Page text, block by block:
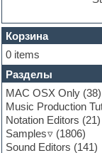
FL Studio
Flute
Folk samples
Fruityloops
Funk
Garritan
General MIDI kits
Guitar emulation
Guitar loops
Guitar processing
Корзина
0 items
Разделы
MAC OSX Only (38)
Music Production
Notation Editors (21)
Samples
(1806)
Sound Editors (141)